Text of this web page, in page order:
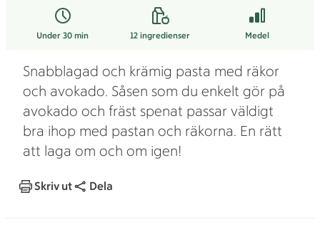
Under 30 min 12 ingredienser Medel
Snabblagad och krämig pasta med räkor
och avokado. Såsen som du enkelt gör på
avokado och fräst spenat passar väldigt
bra ihop med pastan och räkorna. En rätt
att laga om och om igen!
Skriv ut Dela